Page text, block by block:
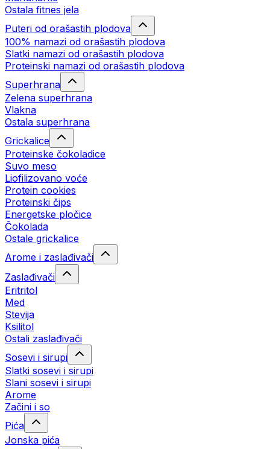
Ostala fitnes jela
Puteri od orašastih plodova
100% namazi od orašastih plodova
Slatki namazi od orašastih plodova
Proteinski namazi od orašastih plodova
Superhrana
Zelena superhrana
Vlakna
Ostala superhrana
Grickalice
Proteinske čokoladice
Suvo meso
Liofilizovano voće
Protein cookies
Proteinski čips
Energetske pločice
Čokolada
Ostale grickalice
Arome i zaslađivači
Zaslađivači
Eritritol
Med
Stevija
Ksilitol
Ostali zaslađivači
Sosevi i sirupi
Slatki sosevi i sirupi
Slani sosevi i sirupi
Arome
Začini i so
Pića
Jonska pića